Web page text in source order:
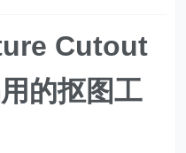
Cutout
的抠图工